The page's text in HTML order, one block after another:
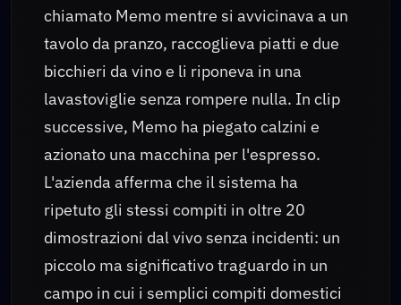
chiamato Memo mentre si avvicinava a un
tavolo da pranzo, raccoglieva piatti e due
bicchieri da vino e li riponeva in una
lavastoviglie senza rompere nulla. In clip
successive, Memo ha piegato calzini e
azionato una macchina per l'espresso.
L'azienda afferma che il sistema ha
ripetuto gli stessi compiti in oltre 20
dimostrazioni dal vivo senza incidenti: un
piccolo ma significativo traguardo in un
campo in cui i semplici compiti domestici